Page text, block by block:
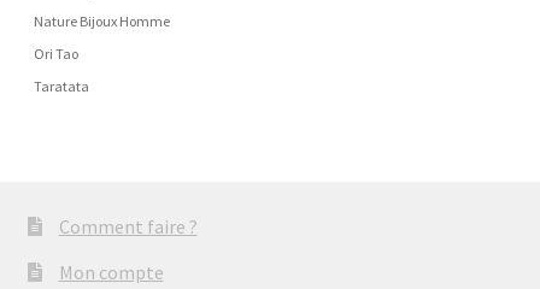
Nature Bijoux Homme
Ori Tao
Taratata
Comment faire ?
Mon compte